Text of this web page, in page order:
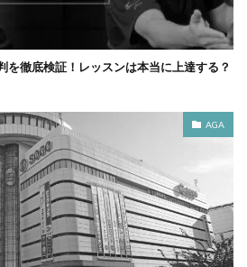
を徹底検証！レッスンは本当に上達する？
AGA